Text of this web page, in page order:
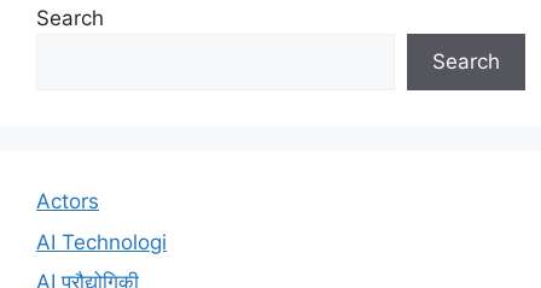
Search
Search
Actors
AI Technologi
AI प्रौद्योगिकी